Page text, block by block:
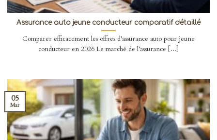
Assurance auto jeune conducteur comparatif détaillé
Comparer efficacement les offres d’assurance auto pour jeune
conducteur en 2026 Le marché de l’assurance [...]
05
Mar